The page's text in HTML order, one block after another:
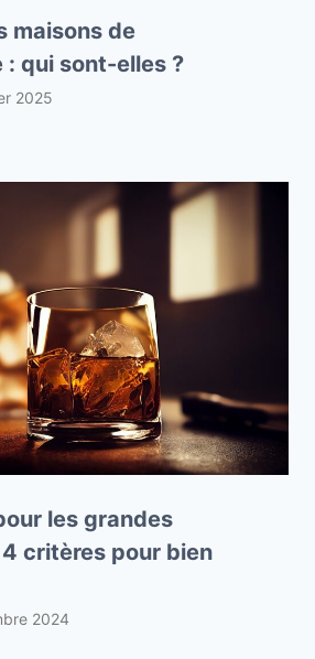
maisons de
: qui sont-elles ?
2025
les grandes
critères pour bien
2024